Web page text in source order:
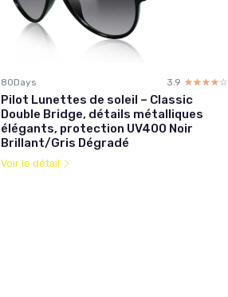
80Days 3.9 ☆☆☆☆☆
★★★★★
Pilot Lunettes de soleil – Classic
Double Bridge, détails métalliques
élégants, protection UV400 Noir
Brillant/Gris Dégradé
Voir le détail